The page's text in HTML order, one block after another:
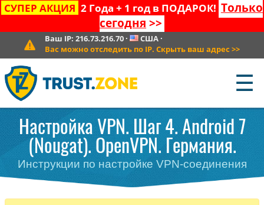
СУПЕР АКЦИЯ 2 Года + 1 год в ПОДАРОК! Только
сегодня >>
Ваш IP: 216.73.216.70· США·
Вас можно отследить по IP. Скрыть ваш адрес >>
☰
Настройка VPN. Шаг 4. Android 7
(Nougat). OpenVPN. Германия.
Инструкции по настройке VPN-соединения